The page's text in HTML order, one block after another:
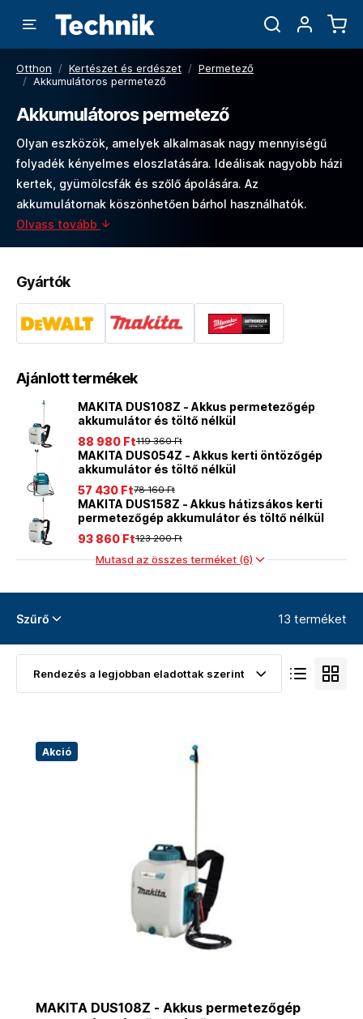
Otthon / Kertészet és erdészet / Permetező
/ Akkumulátoros permetező
Akkumulátoros permetező
Olyan eszközök, amelyek alkalmasak nagy mennyiségű
folyadék kényelmes eloszlatására. Ideálisak nagyobb házi
kertek, gyümölcsfák és szőlő ápolására. Az
akkumulátornak köszönhetően bárhol használhatók.
Olvass tovább
Gyártók
Ajánlott termékek
MAKITA DUS108Z - Akkus permetezőgép
akkumulátor és töltő nélkül
119 360 Ft
88 980 Ft
MAKITA DUS054Z - Akkus kerti öntözőgép
akkumulátor és töltő nélkül
78 160 Ft
57 430 Ft
MAKITA DUS158Z - Akkus hátizsákos kerti
permetezőgép akkumulátor és töltő nélkül
123 200 Ft
93 860 Ft
Mutasd az összes terméket (6)
Szűrő 13 terméket
Akció
MAKITA DUS108Z - Akkus permetezőgép